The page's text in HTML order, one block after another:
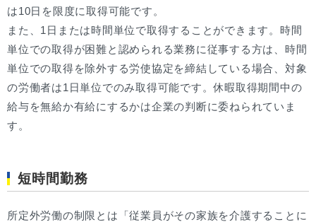
は10日を限度に取得可能です。
また、1日または時間単位で取得することができます。時間
単位での取得が困難と認められる業務に従事する方は、時間
単位での取得を除外する労使協定を締結している場合、対象
の労働者は1日単位でのみ取得可能です。休暇取得期間中の
給与を無給か有給にするかは企業の判断に委ねられていま
す。
短時間勤務
所定外労働の制限とは「従業員がその家族を介護することに